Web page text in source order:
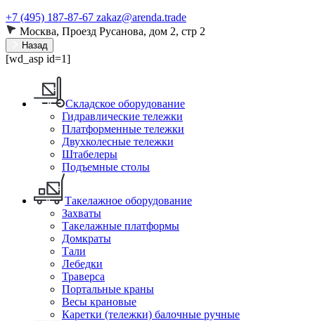
+7 (495) 187-87-67 zakaz@arenda.trade
Москва, Проезд Русанова, дом 2, стр 2
Назад
[wd_asp id=1]
Складское оборудование
Гидравлические тележки
Платформенные тележки
Двухколесные тележки
Штабелеры
Подъемные столы
Такелажное оборудование
Захваты
Такелажные платформы
Домкраты
Тали
Лебедки
Траверса
Портальные краны
Весы крановые
Каретки (тележки) балочные ручные